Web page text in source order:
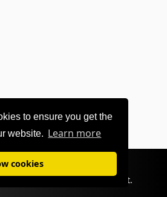
to ensure you get the
website. Learn more
cookies
Ltd. Alle rettigheter forbeholdt.